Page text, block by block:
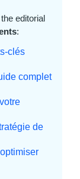
editorial
:
clés
complet
de